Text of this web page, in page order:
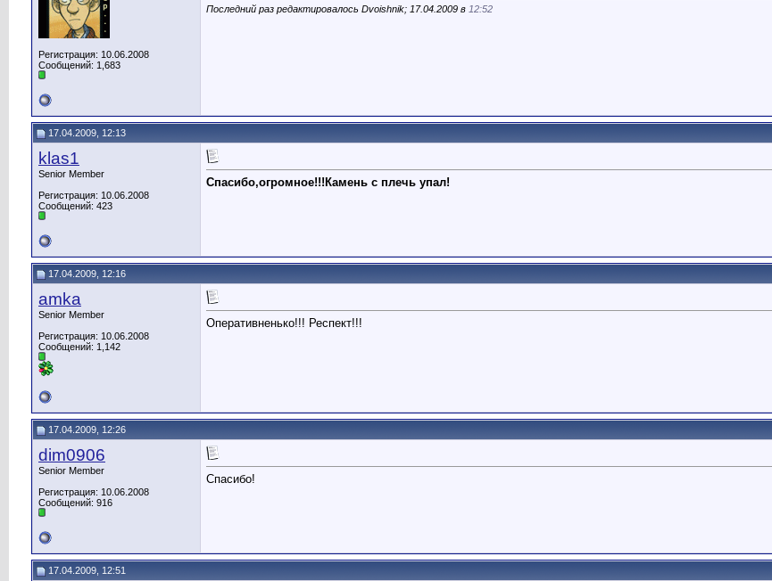
Регистрация: 10.06.2008
Сообщений: 1,683
Последний раз редактировалось Dvoishnik; 17.04.2009 в 12:52
17.04.2009, 12:13
klas1
Senior Member
Регистрация: 10.06.2008
Сообщений: 423
Спасибо,огромное!!!Камень с плечь упал!
17.04.2009, 12:16
amka
Senior Member
Регистрация: 10.06.2008
Сообщений: 1,142
Оперативненько!!! Респект!!!
17.04.2009, 12:26
dim0906
Senior Member
Регистрация: 10.06.2008
Сообщений: 916
Спасибо!
17.04.2009, 12:51